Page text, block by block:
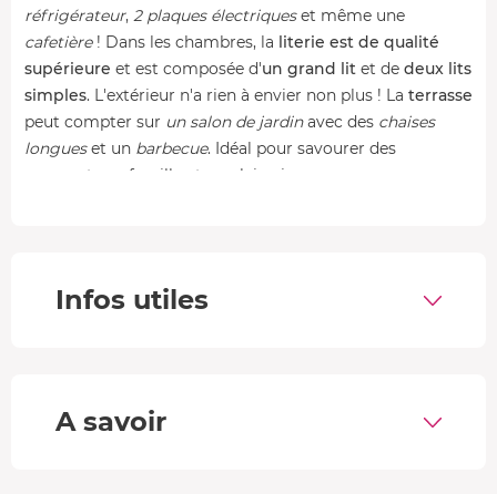
réfrigérateur, 2 plaques électriqueset même une
cafetière! Dans les chambres, la literie est de qualité
supérieure et est composée d'un grand lit et de deux lits
simples. L'extérieur n'a rien à envier non plus ! La terrasse
peut compter sur un salon de jardinavec des chaises
longueset un barbecue. Idéal pour savourer des
moments en famille et en plein air.
d'uneboisson chaude (thé, café, chocolat ou ricoré
), d'un
Nature et détente
Infos utiles
A savoir